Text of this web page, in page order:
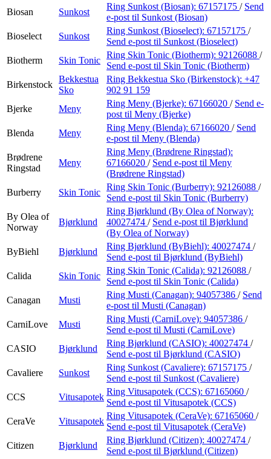
Biosan
Sunkost
Ring Sunkost (Biosan): 67157175 / Send
e-post til Sunkost (Biosan)
Bioselect
Sunkost
Ring Sunkost (Bioselect): 67157175 /
Send e-post til Sunkost (Bioselect)
Biotherm
Skin Tonic
Ring Skin Tonic (Biotherm): 92126088 /
Send e-post til Skin Tonic (Biotherm)
Birkenstock
Bekkestua
Sko
Ring Bekkestua Sko (Birkenstock): +47
902 91 159
Bjerke
Meny
Ring Meny (Bjerke): 67166020 / Send e-
post til Meny (Bjerke)
Blenda
Meny
Ring Meny (Blenda): 67166020 / Send
e-post til Meny (Blenda)
Brødrene
Ringstad
Meny
Ring Meny (Brødrene Ringstad):
67166020 / Send e-post til Meny
(Brødrene Ringstad)
Burberry
Skin Tonic
Ring Skin Tonic (Burberry): 92126088 /
Send e-post til Skin Tonic (Burberry)
By Olea of
Norway
Bjørklund
Ring Bjørklund (By Olea of Norway):
40027474 / Send e-post til Bjørklund
(By Olea of Norway)
ByBiehl
Bjørklund
Ring Bjørklund (ByBiehl): 40027474 /
Send e-post til Bjørklund (ByBiehl)
Calida
Skin Tonic
Ring Skin Tonic (Calida): 92126088 /
Send e-post til Skin Tonic (Calida)
Canagan
Musti
Ring Musti (Canagan): 94057386 / Send
e-post til Musti (Canagan)
CarniLove
Musti
Ring Musti (CarniLove): 94057386 /
Send e-post til Musti (CarniLove)
CASIO
Bjørklund
Ring Bjørklund (CASIO): 40027474 /
Send e-post til Bjørklund (CASIO)
Cavaliere
Sunkost
Ring Sunkost (Cavaliere): 67157175 /
Send e-post til Sunkost (Cavaliere)
CCS
Vitusapotek
Ring Vitusapotek (CCS): 67165060 /
Send e-post til Vitusapotek (CCS)
CeraVe
Vitusapotek
Ring Vitusapotek (CeraVe): 67165060 /
Send e-post til Vitusapotek (CeraVe)
Citizen
Bjørklund
Ring Bjørklund (Citizen): 40027474 /
Send e-post til Bjørklund (Citizen)